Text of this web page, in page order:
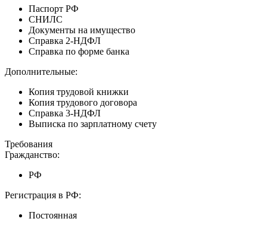
Паспорт РФ
СНИЛС
Документы на имущество
Справка 2-НДФЛ
Справка по форме банка
Дополнительные:
Копия трудовой книжки
Копия трудового договора
Справка 3-НДФЛ
Выписка по зарплатному счету
Требования
Гражданство:
РФ
Регистрация в РФ:
Постоянная